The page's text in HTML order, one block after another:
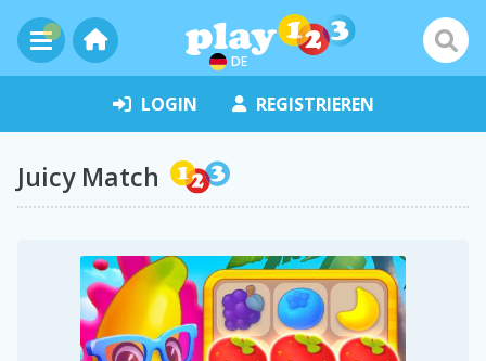
DE
LOGIN REGISTRIEREN
Juicy Match